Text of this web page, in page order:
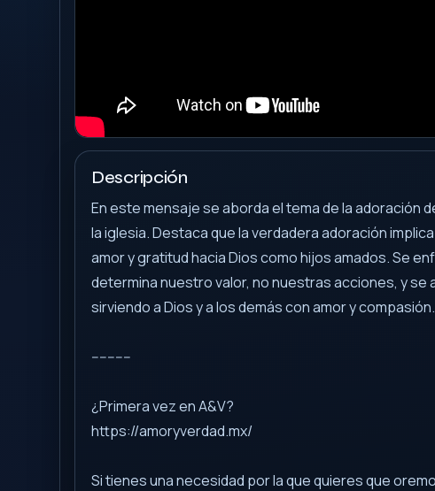
Descripción
En este mensaje se aborda el tema de la adoración
la iglesia. Destaca que la verdadera adoración
amor y gratitud hacia Dios como hijos amados. Se
determina nuestro valor, no nuestras acciones, y se
sirviendo a Dios y a los demás con amor y compasión.
----------
¿Primera vez en A&V?
https://amoryverdad.mx/
Si tienes una necesidad por la que quieres que